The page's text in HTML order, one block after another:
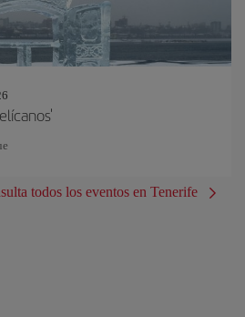
todos los eventos en Tenerife